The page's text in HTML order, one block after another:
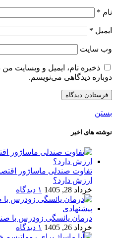
نام *
ایمیل *
وب‌ سایت
ذخیره نام، ایمیل و وبسایت
دوباره دیدگاهی می‌نویسم.
بستن
نوشته های اخیر
تفاوت صندلی ماساژور
ارزش دارد؟
خرداد 28, 1405
۱ دیدگاه
درمان یائسگی زودرس با صندلی
خرداد 26, 1405
۱ دیدگاه